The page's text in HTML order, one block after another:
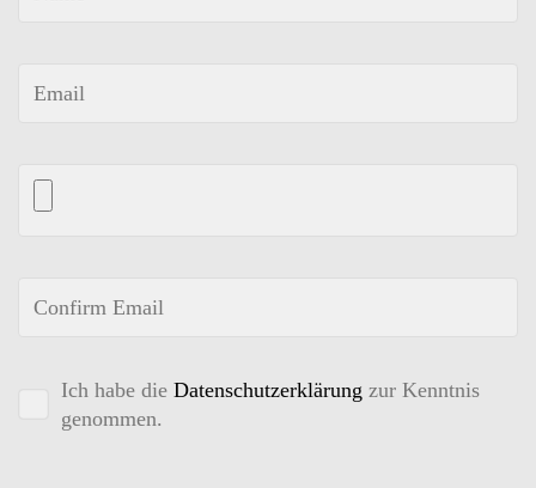
Ich habe die Datenschutzerklärung zur Kenntnis
genommen.